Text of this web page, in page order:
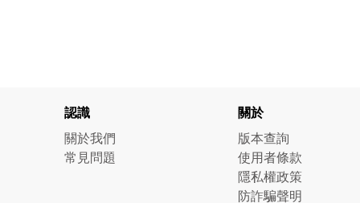
認識
關於我們
常見問題
關於
版本查詢
使用者條款
隱私權政策
防詐騙聲明